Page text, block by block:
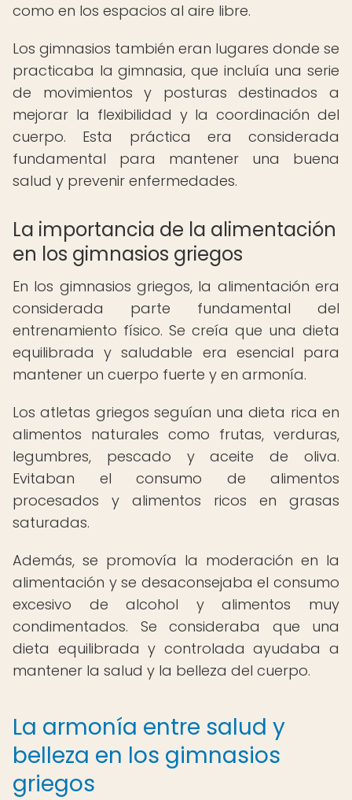
como en los espacios al aire libre.
Los gimnasios también eran lugares donde se
practicaba la gimnasia, que incluía una serie
de movimientos y posturas destinados a
mejorar la flexibilidad y la coordinación del
cuerpo. Esta práctica era considerada
fundamental para mantener una buena
salud y prevenir enfermedades.
La importancia de la alimentación
en los gimnasios griegos
En los gimnasios griegos, la alimentación era
considerada parte fundamental del
entrenamiento físico. Se creía que una dieta
equilibrada y saludable era esencial para
mantener un cuerpo fuerte y en armonía.
Los atletas griegos seguían una dieta rica en
alimentos naturales como frutas, verduras,
legumbres, pescado y aceite de oliva.
Evitaban el consumo de alimentos
procesados y alimentos ricos en grasas
saturadas.
Además, se promovía la moderación en la
alimentación y se desaconsejaba el consumo
excesivo de alcohol y alimentos muy
condimentados. Se consideraba que una
dieta equilibrada y controlada ayudaba a
mantener la salud y la belleza del cuerpo.
La armonía entre salud y
belleza en los gimnasios
griegos